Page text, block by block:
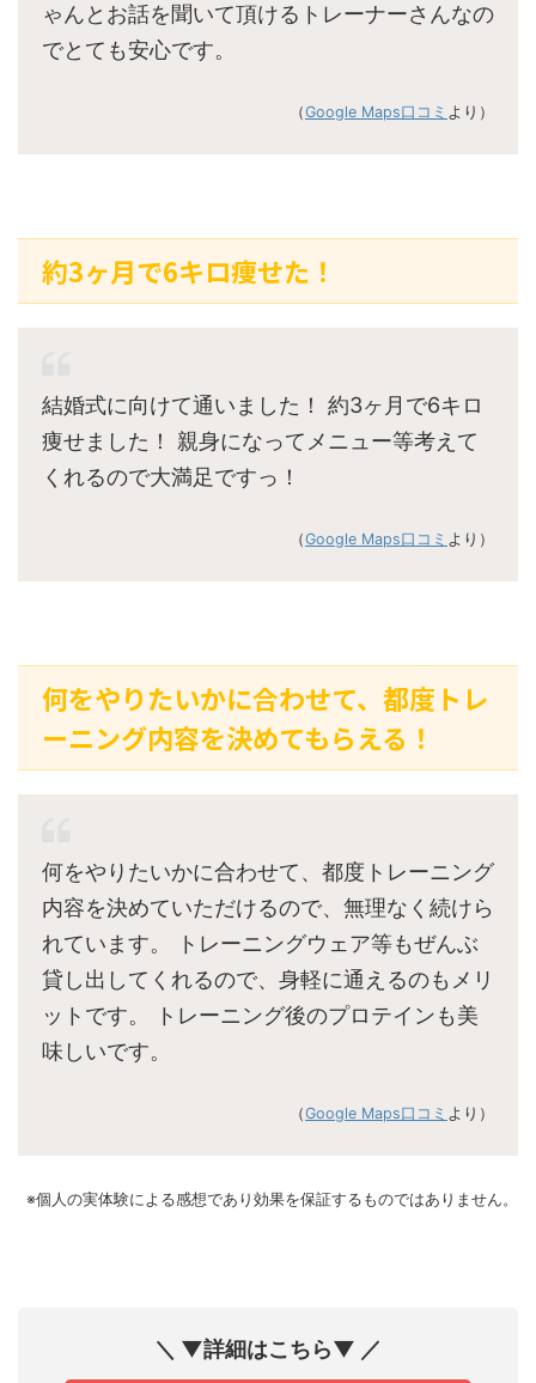
ゃんとお話を聞いて頂けるトレーナーさんなの
でとても安心です。
（Google Maps口コミ より）
約3ヶ月で6キロ痩せた！
結婚式に向けて通いました！ 約3ヶ月で6キロ
痩せました！ 親身になってメニュー等考えて
くれるので大満足ですっ！
（Google Maps口コミ より）
何をやりたいかに合わせて、都度トレ
ーニング内容を決めてもらえる！
何をやりたいかに合わせて、都度トレーニング
内容を決めていただけるので、無理なく続けら
れています。 トレーニングウェア等もぜんぶ
貸し出してくれるので、身軽に通えるのもメリ
ットです。 トレーニング後のプロテインも美
味しいです。
（Google Maps口コミ より）
※個人の実体験による感想であり効果を保証するものではありません。
＼ ▼詳細はこちら▼ ／